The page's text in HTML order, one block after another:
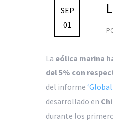
SEP
01
La eólica marina
del 5% con
del informe
desarrollado en
durante los